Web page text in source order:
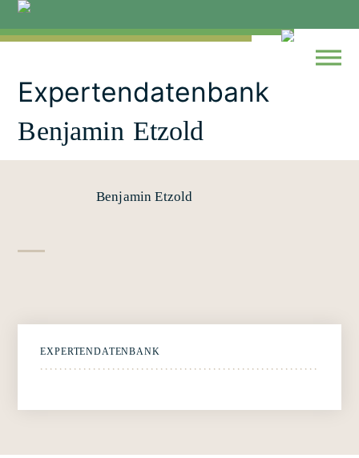
Skip
content
Expertendatenbank
Benjamin Etzold
Benjamin Etzold
EXPERTENDATENBANK